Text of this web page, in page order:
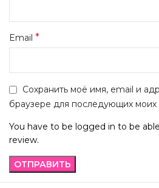
Email *
Сохранить моё имя, email и
браузере для последующих моих
You have to be logged in to be
review.